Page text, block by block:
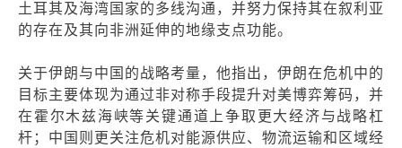
土耳其及海湾国家的多线沟通，并努力保持其在叙利亚
的存在及其向非洲延伸的地缘支点功能。
关于伊朗与中国的战略考量，他指出，伊朗在危机中的
目标主要体现为通过非对称手段提升对美博弈筹码，并
在霍尔木兹海峡等关键通道上争取更大经济与战略杠
杆；中国则更关注危机对能源供应、物流运输和区域经